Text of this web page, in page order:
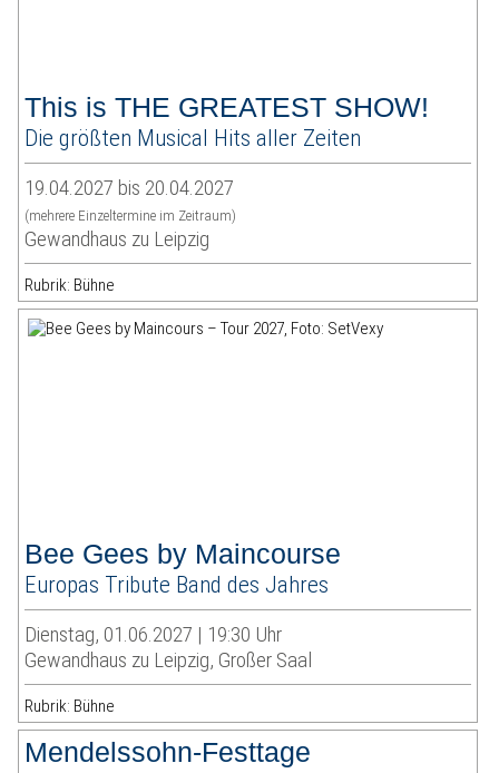
This is THE GREATEST SHOW!
Die größten Musical Hits aller Zeiten
19.04.2027 bis 20.04.2027
(mehrere Einzeltermine im Zeitraum)
Gewandhaus zu Leipzig
Rubrik: Bühne
Bee Gees by Maincourse
Europas Tribute Band des Jahres
Dienstag, 01.06.2027 | 19:30 Uhr
Gewandhaus zu Leipzig, Großer Saal
Rubrik: Bühne
Mendelssohn-Festtage